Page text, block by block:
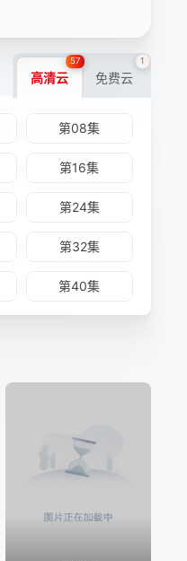
高清云
57
免费云
1
第08集
第16集
第24集
第32集
第40集